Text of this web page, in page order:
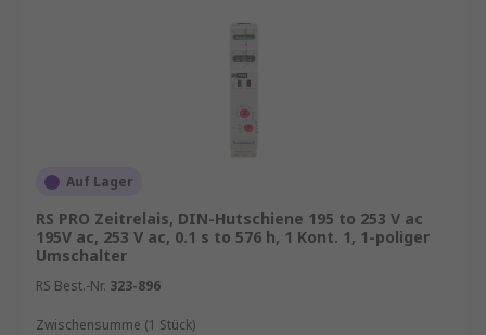
Auf Lager
RS PRO Zeitrelais, DIN-Hutschiene 195 to 253 V ac
195V ac, 253 V ac, 0.1 s to 576 h, 1 Kont. 1, 1-poliger
Umschalter
RS Best.-Nr. 323-896
Zwischensumme (1 Stück)